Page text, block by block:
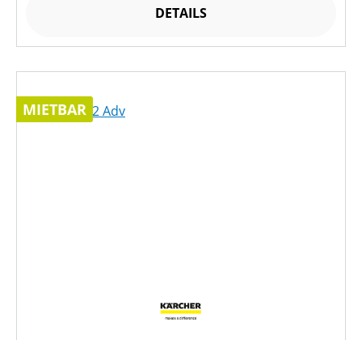
DETAILS
MIETBAR